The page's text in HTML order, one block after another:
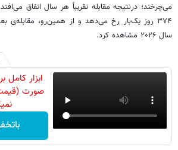
می‌چرخند؛ درنتیجه مقابله تقریباً هر سال اتفاق
۳۷۴ روز یک‌بار رخ می‌دهد و از همین‌رو، مقابله‌ی
سال ۲۰۲۶ مشاهده کرد.
ابزار کامل
صورت (قیمت